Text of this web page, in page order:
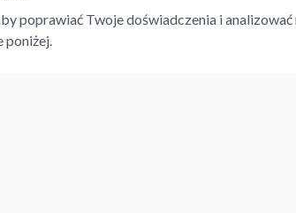
poprawiać Twoje doświadczenia i analizować
poniżej.